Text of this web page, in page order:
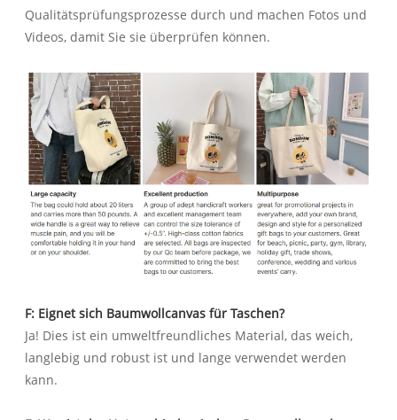
Qualitätsprüfungsprozesse durch und machen Fotos und
Videos, damit Sie sie überprüfen können.
F: Eignet sich Baumwollcanvas für Taschen?
Ja! Dies ist ein umweltfreundliches Material, das weich,
langlebig und robust ist und lange verwendet werden
kann.